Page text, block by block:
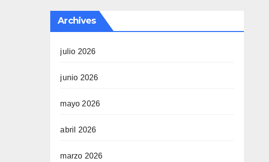
Archives
julio 2026
junio 2026
mayo 2026
abril 2026
marzo 2026